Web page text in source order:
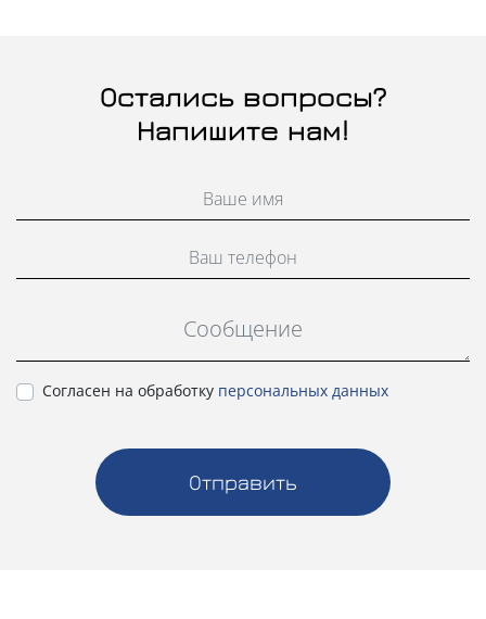
Остались вопросы?
Напишите нам!
Cогласен на обработку персональных данных
Отправить